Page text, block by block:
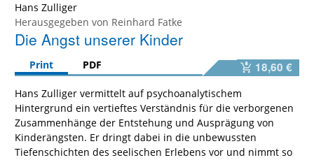
Hans Zulliger
Herausgegeben von Reinhard Fatke
Die Angst unserer Kinder
Print PDF 18,60 €
Hans Zulliger vermittelt auf psychoanalytischem
Hintergrund ein vertieftes Verständnis für die verborgenen
Zusammenhänge der Entstehung und Ausprägung von
Kinderängsten. Er dringt dabei in die unbewussten
Tiefenschichten des seelischen Erlebens vor und nimmt so